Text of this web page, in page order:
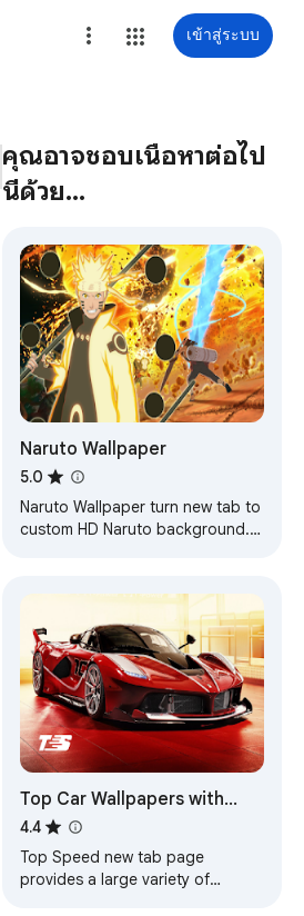
เข้าสู่ระบบ
คุณอาจชอบเนื้อหาต่อไป
นี้ด้วย…
Naruto Wallpaper
5.0
Naruto Wallpaper turn new tab to
custom HD Naruto background.
Top Car Wallpapers with
News & Reviews
4.4
Top Speed new tab page
provides a large variety of